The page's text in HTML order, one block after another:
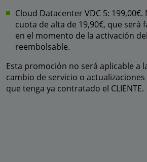
Cloud Datacenter VDC 5:
cuota de alta de 19,90€, que será
en el momento de la activación
reembolsable.
Esta promoción no será aplicable a
cambio de servicio o
que tenga ya contratado el CLIENTE.